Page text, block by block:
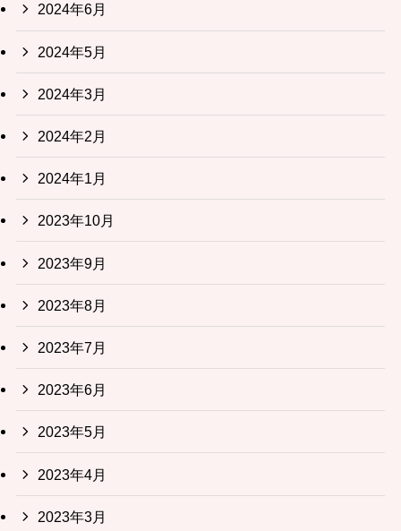
2024年6月
2024年5月
2024年3月
2024年2月
2024年1月
2023年10月
2023年9月
2023年8月
2023年7月
2023年6月
2023年5月
2023年4月
2023年3月